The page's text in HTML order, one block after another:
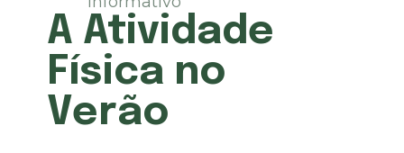
A Atividade
Física no
Verão